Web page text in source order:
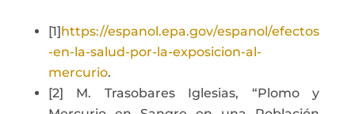
[1]https://espanol.epa.gov/espanol/efectos
-en-la-salud-por-la-exposicion-al-
mercurio.
[2] M. Trasobares Iglesias, “Plomo y